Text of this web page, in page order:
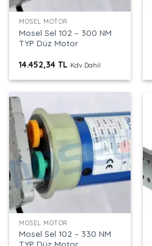
MOSEL MOTOR
Mosel Sel 102 – 300 NM
TYP Düz Motor
14.452,34TL Kdv Dahil
MOSEL MOTOR
Mosel Sel 102 – 330 NM